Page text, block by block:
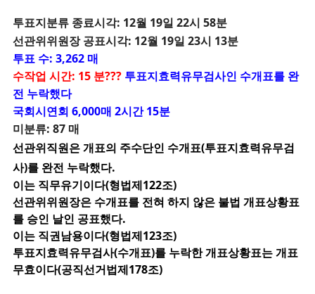
투표지분류 종료시각: 12월 19일 22시 58분
선관위위원장 공표시각: 12월 19일 23시 13분
투표 수: 3,262 매
수작업 시간: 15 분??? 투표지효력유무검사인 수개표를 완
전 누락했다
국회시연회 6,000매 2시간 15분
미분류: 87 매
선관위직원은 개표의 주수단인 수개표(투표지효력유무검
사)를 완전 누락했다.
이는 직무유기이다(형법제122조)
선관위위원장은 수개표를 전혀 하지 않은 불법 개표상황표
를 승인 날인 공표했다.
이는 직권남용이다(형법제123조)
투표지효력유무검사(수개표)를 누락한 개표상황표는 개표
무효이다(공직선거법제178조)